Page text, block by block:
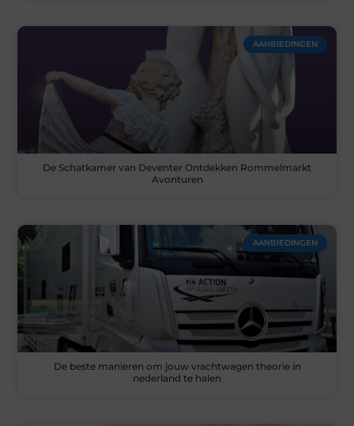
AANBIEDINGEN
De Schatkamer van Deventer Ontdekken Rommelmarkt
Avonturen
AANBIEDINGEN
De beste manieren om jouw vrachtwagen theorie in
nederland te halen